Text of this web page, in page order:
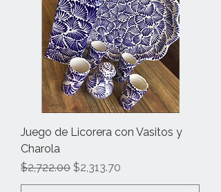
Juego de Licorera con Vasitos y
Charola
Precio
$2,722.00 Precio de oferta
$2,313.70